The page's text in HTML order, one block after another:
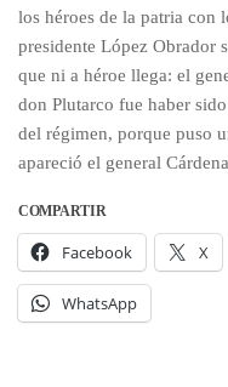
los héroes de la patria con
presidente López Obrador
que ni a héroe llega: el
don Plutarco fue haber
del régimen, porque puso
apareció el general
COMPARTIR
Facebook X
WhatsApp